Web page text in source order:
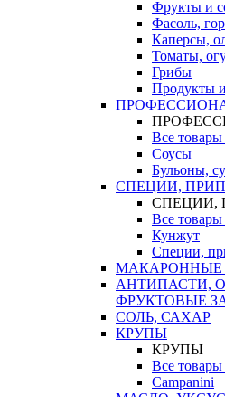
Фрукты и
Фасоль,
Каперсы,
Томаты,
Грибы
Продукты
Все товары
Соусы
Бульоны,
СПЕЦИИ,
СПЕЦИИ,
Все товары
Кунжут
Специи,
МАКАРОННЫЕ
АНТИПАСТИ,
ФРУКТОВЫЕ
СОЛЬ, САХАР
КРУПЫ
КРУПЫ
Все товары
Campanini